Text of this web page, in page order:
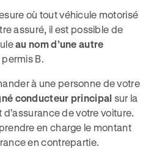
où tout véhicule motorisé
assuré, il est possible de
au nom d’une autre
permis B.
à une personne de votre
conducteur principal sur la
de votre voiture.
en charge le montant
en contrepartie.